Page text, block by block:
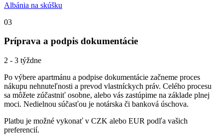
Albánia na skúšku
03
Príprava a podpis dokumentácie
2 - 3 týždne
Po výbere apartmánu a podpise dokumentácie začneme proces
nákupu nehnuteľnosti a prevod vlastníckych práv. Celého procesu
sa môžete zúčastniť osobne, alebo vás zastúpime na základe plnej
moci. Nedielnou súčasťou je notárska či banková úschova.
Platbu je možné vykonať v CZK alebo EUR podľa vašich
preferencií.